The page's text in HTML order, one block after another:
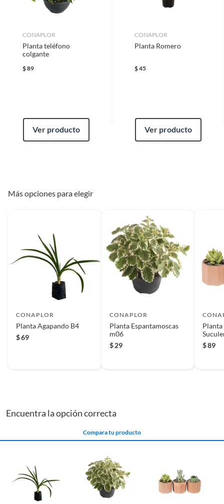
CONAPLOR
Planta teléfono
colgante
$89
Ver producto
CONAPLOR
Planta Romero
$45
Ver producto
Más opciones para elegir
CONAPLOR
Planta Agapando B4
$69
CONAPLOR
Planta Espantamoscas
m06
$ 29 $89
Encuentra la opción correcta
Compara tu producto